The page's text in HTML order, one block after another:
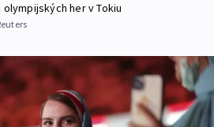
her v Tokiu